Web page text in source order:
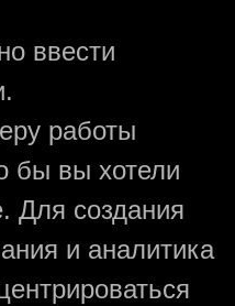
ввести
работы
бы вы хотели
Для создания
и аналитика